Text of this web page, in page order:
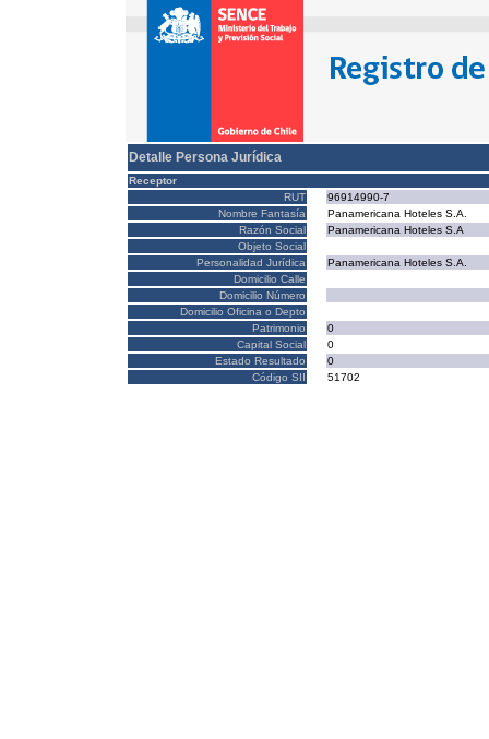
Detalle Persona Jurídica
Receptor
RUT
96914990-7
Nombre Fantasía
Panamericana Hoteles S.A.
Razón Social
Panamericana Hoteles S.A
Objeto Social
Personalidad Jurídica
Panamericana Hoteles S.A.
Domicilio Calle
Domicilio Número
Domicilio Oficina o Depto
Patrimonio
0
Capital Social
0
Estado Resultado
0
Código SII
51702